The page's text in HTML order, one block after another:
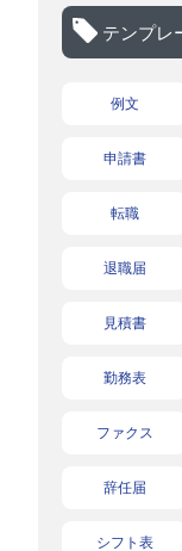
テンプレ
例文
申請書
転職
退職届
見積書
勤務表
ファクス
辞任届
シフト表